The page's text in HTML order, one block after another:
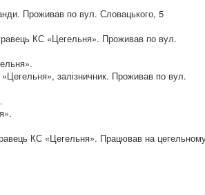
Проживав по вул. Словацького, 5
КС «Цегельня». Проживав по вул.
залізничник. Проживав по вул.
КС «Цегельня». Працював на